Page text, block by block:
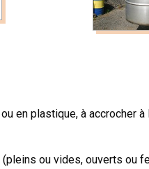
en plastique, à accrocher à
ou vides, ouverts ou